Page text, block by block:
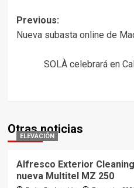
Post
Previous:
Nueva subasta online de
SOLÀ celebrará en
Otras noticias
ELEVACIÓN
Alfresco Exterior
nueva Multitel MZ 250